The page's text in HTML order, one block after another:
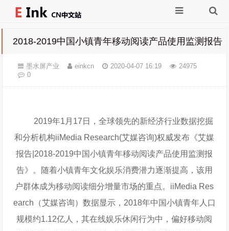
2018-2019中国小镇青年移动阅读产品使用监测报告
墨水屏产业 einkcn 2020-04-07 16:19
24975
0
2019年1月17日，全球领先的新经济行业数据挖掘
和分析机构iiMedia Research(艾媒咨询)权威发布《艾媒
报告|2018-2019中国小镇青年移动阅读产品使用监测报
告》。随着小镇青年文化娱乐消费潜力逐渐提高，该用
户群体成为移动阅读细分增量市场的重点。iiMedia Res
earch（艾媒咨询）数据显示，2018年中国小镇青年人口
规模约1.12亿人，其在线娱乐休闲行为中，偏好移动阅